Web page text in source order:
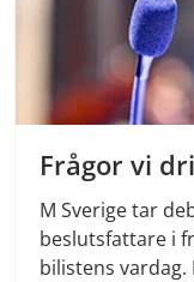
Frågor vi
M Sverige tar
beslutsfattare i
bilistens